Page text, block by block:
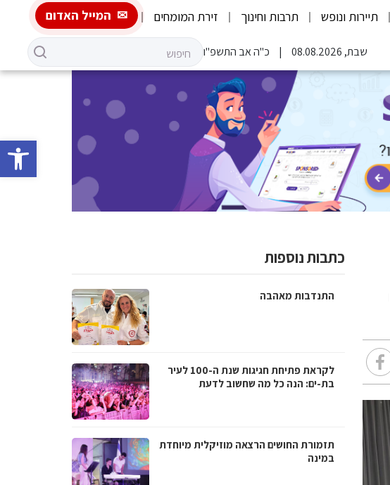
פתח
תיירות ונופש תרבות וחינוך זירת המומחים המייל האדום
שבת, 08.08.2026 כ"ה אב התשפ"ו
כתבות נוספות
התנדבות מאהבה
לקראת פתיחת חגיגות שנת ה-100 לעיר
בת-ים: הנה כל מה שחשוב לדעת
תזמורת החושים הרצאה מוזיקלית מיוחדת
במינה